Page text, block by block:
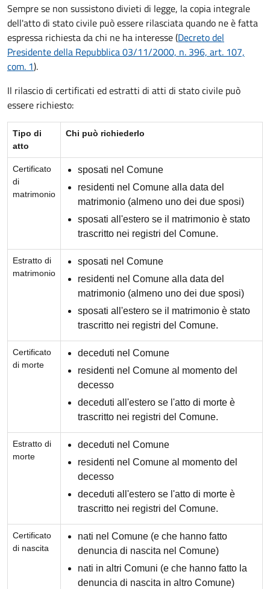
Sempre se non sussistono divieti di legge, la copia integrale
dell'atto di stato civile può essere rilasciata quando ne è fatta
espressa richiesta da chi ne ha interesse (Decreto del
Presidente della Repubblica 03/11/2000, n. 396, art. 107,
com. 1).
Il rilascio di certificati ed estratti di atti di stato civile può
essere richiesto:
Tipo di
atto
Chi può richiederlo
Certificato
di
matrimonio
sposati nel Comune
residenti nel Comune alla data del
matrimonio (almeno uno dei due sposi)
sposati all'estero se il matrimonio è stato
trascritto nei registri del Comune.
Estratto di
matrimonio
sposati nel Comune
residenti nel Comune alla data del
matrimonio (almeno uno dei due sposi)
sposati all'estero se il matrimonio è stato
trascritto nei registri del Comune.
Certificato
di morte
deceduti nel Comune
residenti nel Comune al momento del
decesso
deceduti all'estero se l'atto di morte è
trascritto nei registri del Comune.
Estratto di
morte
deceduti nel Comune
residenti nel Comune al momento del
decesso
deceduti all'estero se l'atto di morte è
trascritto nei registri del Comune.
Certificato
di nascita
nati nel Comune (e che hanno fatto
denuncia di nascita nel Comune)
nati in altri Comuni (e che hanno fatto la
denuncia di nascita in altro Comune)